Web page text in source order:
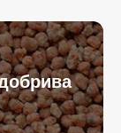
добрива